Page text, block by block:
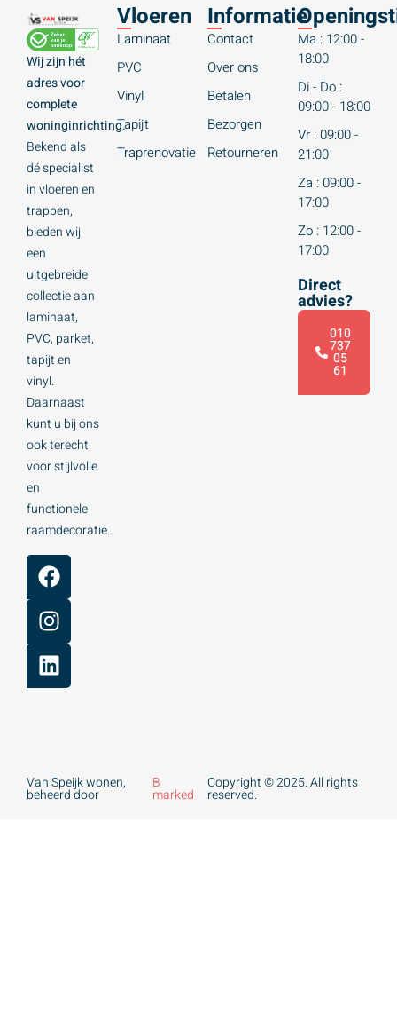
Wij zijn hét
adres voor
complete
woninginrichting.
Bekend als
dé specialist
in vloeren en
trappen,
bieden wij
een
uitgebreide
collectie aan
laminaat,
PVC, parket,
tapijt en
vinyl.
Daarnaast
kunt u bij ons
ook terecht
voor stijlvolle
en
functionele
raamdecoratie.
Vloeren
Laminaat
PVC
Vinyl
Tapijt
Traprenovatie
Informatie
Contact
Over ons
Betalen
Bezorgen
Retourneren
Ma : 12:00 -
18:00
Di - Do :
09:00 - 18:00
Vr : 09:00 -
21:00
Za : 09:00 -
17:00
Zo : 12:00 -
17:00
Direct
advies?
010
737
05
61
Van Speijk wonen,
beheerd door
B
marked
Copyright © 2025. All rights
reserved.